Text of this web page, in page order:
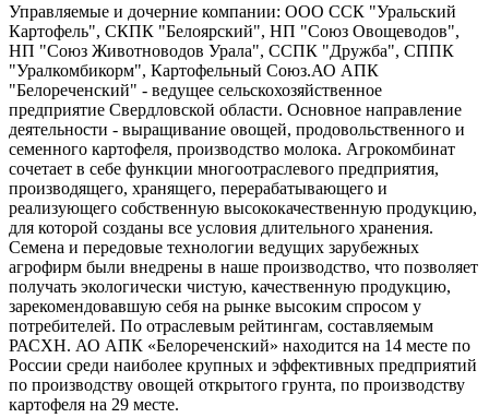
Управляемые и дочерние компании: ООО ССК "Уральский
Картофель", СКПК "Белоярский", НП "Союз Овощеводов",
НП "Союз Животноводов Урала", ССПК "Дружба", СППК
"Уралкомбикорм", Картофельный Союз.АО АПК
"Белореченский" - ведущее сельскохозяйственное
предприятие Свердловской области. Основное направление
деятельности - выращивание овощей, продовольственного и
семенного картофеля, производство молока. Агрокомбинат
сочетает в себе функции многоотраслевого предприятия,
производящего, хранящего, перерабатывающего и
реализующего собственную высококачественную продукцию,
для которой созданы все условия длительного хранения.
Семена и передовые технологии ведущих зарубежных
агрофирм были внедрены в наше производство, что позволяет
получать экологически чистую, качественную продукцию,
зарекомендовавшую себя на рынке высоким спросом у
потребителей. По отраслевым рейтингам, составляемым
РАСХН. АО АПК «Белореченский» находится на 14 месте по
России среди наиболее крупных и эффективных предприятий
по производству овощей открытого грунта, по производству
картофеля на 29 месте.